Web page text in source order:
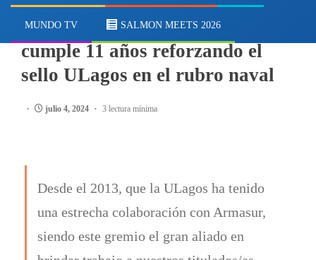
MUNDO TV SALMON MEETS 2026
Transporte Marítimo Costero
cumple 11 años reforzando el
sello ULagos en el rubro naval
julio 4, 2024 3 lectura mínima
Desde el 2013, que la ULagos ha tenido
una estrecha colaboración con Armasur,
siendo este gremio el gran aliado en